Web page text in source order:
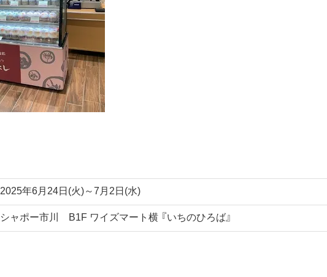
2025年6月24日(火)～7月2日(水)
シャポー市川 B1F ワイズマート横 『いちのひろば』